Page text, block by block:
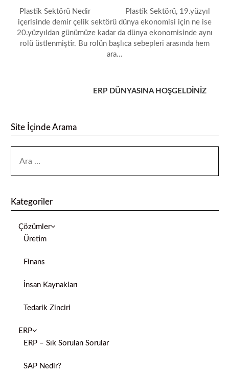
Plastik Sektörü Nedir Plastik Sektörü, 19.yüzyıl
içerisinde demir çelik sektörü dünya ekonomisi için ne ise
20.yüzyıldan günümüze kadar da dünya ekonomisinde aynı
rolü üstlenmiştir. Bu rolün başlıca sebepleri arasında hem
ara…
ERP DÜNYASINA HOŞGELDİNİZ
Site İçinde Arama
Kategoriler
Çözümler
Üretim
Finans
İnsan Kaynakları
Tedarik Zinciri
ERP
ERP – Sık Sorulan Sorular
SAP Nedir?